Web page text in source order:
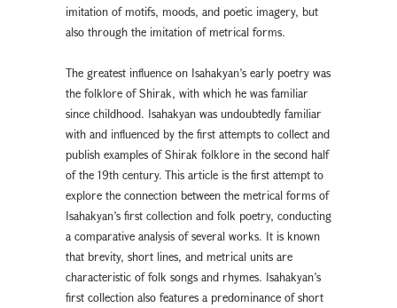
imitation of motifs, moods, and poetic imagery, but
also through the imitation of metrical forms.
The greatest influence on Isahakyan’s early poetry was
the folklore of Shirak, with which he was familiar
since childhood. Isahakyan was undoubtedly familiar
with and influenced by the first attempts to collect and
publish examples of Shirak folklore in the second half
of the 19th century. This article is the first attempt to
explore the connection between the metrical forms of
Isahakyan’s first collection and folk poetry, conducting
a comparative analysis of several works. It is known
that brevity, short lines, and metrical units are
characteristic of folk songs and rhymes. Isahakyan’s
first collection also features a predominance of short